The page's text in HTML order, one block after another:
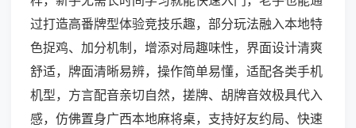
过打造高番牌型体验竞技乐趣，部分玩法融入本地特
色捉鸡、加分机制，增添对局趣味性，界面设计清爽
舒适，牌面清晰易辨，操作简单易懂，适配各类手机
机型，方言配音亲切自然，搓牌、胡牌音效极具代入
感，仿佛置身广西本地麻将桌，支持好友约局、快速